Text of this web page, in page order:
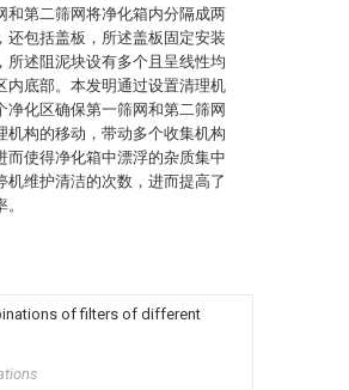
和第二筛网将净化箱内分隔成两
还包括盖板，所述盖板固定安装
所述阻泥块设有多个且呈线性均
内底部。本发明通过设置清理机
净化区确保第一筛网和第二筛网
机构的移动，带动多个收集机构
而使得净化箱中漂浮的杂质集中
机维护清洁的次数，进而提高了
of filters of different